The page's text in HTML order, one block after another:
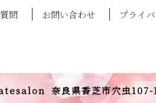
問 お問い合わせ プライ
奈良県香芝市穴虫